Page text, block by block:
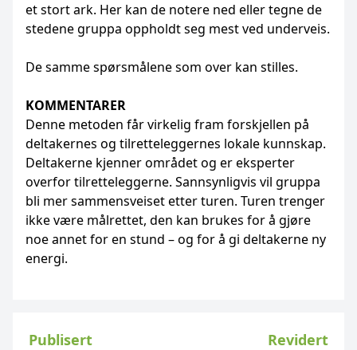
et stort ark. Her kan de notere ned eller tegne de
stedene gruppa oppholdt seg mest ved underveis.
De samme spørsmålene som over kan stilles.
KOMMENTARER
Denne metoden får virkelig fram forskjellen på
deltakernes og tilretteleggernes lokale kunnskap.
Deltakerne kjenner området og er eksperter
overfor tilretteleggerne. Sannsynligvis vil gruppa
bli mer sammensveiset etter turen. Turen trenger
ikke være målrettet, den kan brukes for å gjøre
noe annet for en stund – og for å gi deltakerne ny
energi.
Publisert Revidert